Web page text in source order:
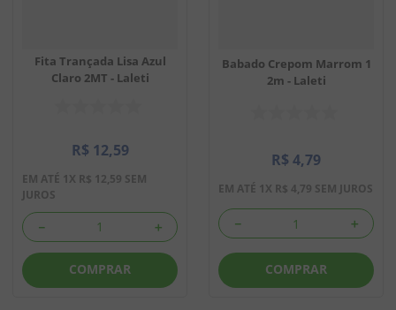
Fita Trançada Lisa Azul
Claro 2MT - Laleti
R$ 12,59
EM ATÉ 1X R$ 12,59 SEM
JUROS
＋
－
COMPRAR
Babado Crepom Marrom 1
2m - Laleti
R$ 4,79
EM ATÉ 1X R$ 4,79 SEM JUROS
＋
－
COMPRAR